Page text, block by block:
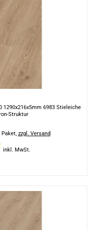
1290x216x5mm 6983 Stieleiche
Struktur
, zzgl. Versand
inkl. MwSt.